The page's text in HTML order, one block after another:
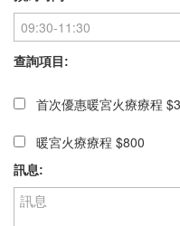
查詢項目:
首次優惠暖宮火療療程
暖宮火療療程 $800
訊息: